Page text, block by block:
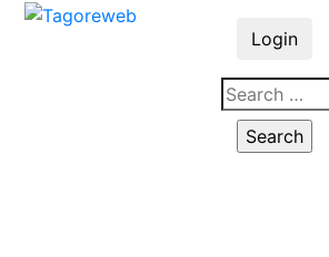
Login